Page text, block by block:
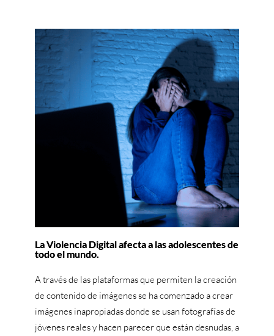
La Violencia Digital afecta a las adolescentes de
todo el mundo.
A través de las plataformas que permiten la creación
de contenido de imágenes se ha comenzado a crear
imágenes inapropiadas donde se usan fotografías de
jóvenes reales y hacen parecer que están desnudas, a